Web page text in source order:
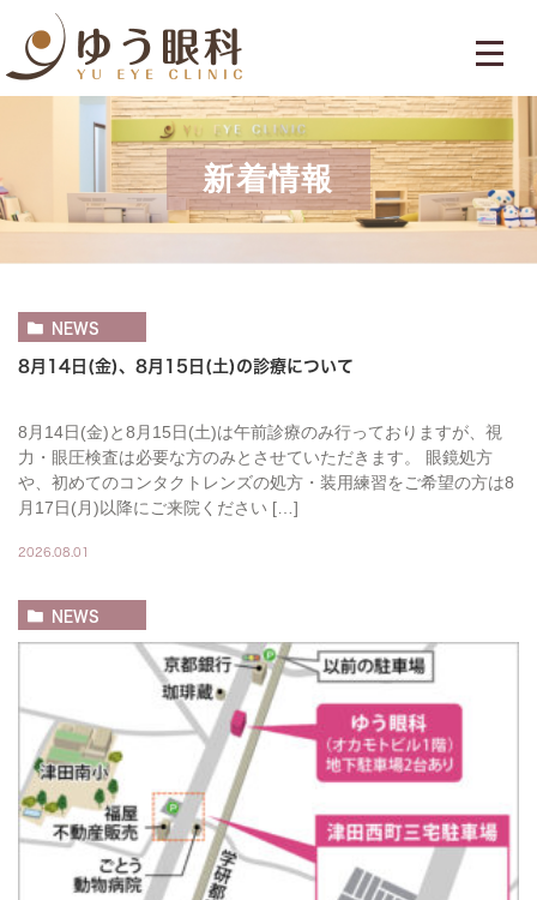
新着情報
NEWS
8月14日(金)、8月15日(土)の診療について
8月14日(金)と8月15日(土)は午前診療のみ行っておりますが、視
力・眼圧検査は必要な方のみとさせていただきます。 眼鏡処方
や、初めてのコンタクトレンズの処方・装用練習をご希望の方は8
月17日(月)以降にご来院ください […]
2026.08.01
NEWS